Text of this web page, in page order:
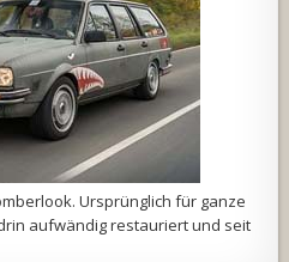
Ursprünglich für ganze
aufwändig restauriert und seit